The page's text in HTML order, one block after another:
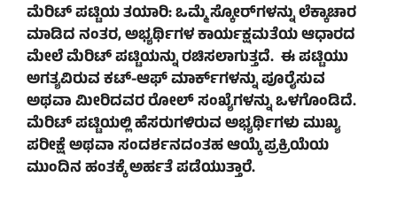
ಮೆರಿಟ್ ಪಟ್ಟಿಯ ತಯಾರಿ: ಒಮ್ಮೆ ಸ್ಕೋರ್‌ಗಳನ್ನು ಲೆಕ್ಕಾಚಾರ
ಮಾಡಿದ ನಂತರ, ಅಭ್ಯರ್ಥಿಗಳ ಕಾರ್ಯಕ್ಷಮತೆಯ ಆಧಾರದ
ಮೇಲೆ ಮೆರಿಟ್ ಪಟ್ಟಿಯನ್ನು ರಚಿಸಲಾಗುತ್ತದೆ. ಈ ಪಟ್ಟಿಯು
ಅಗತ್ಯವಿರುವ ಕಟ್-ಆಫ್ ಮಾರ್ಕ್‌ಗಳನ್ನು ಪೂರೈಸುವ
ಅಥವಾ ಮೀರಿದವರ ರೋಲ್ ಸಂಖ್ಯೆಗಳನ್ನು ಒಳಗೊಂಡಿದೆ.
ಮೆರಿಟ್ ಪಟ್ಟಿಯಲ್ಲಿ ಹೆಸರುಗಳಿರುವ ಅಭ್ಯರ್ಥಿಗಳು ಮುಖ್ಯ
ಪರೀಕ್ಷೆ ಅಥವಾ ಸಂದರ್ಶನದಂತಹ ಆಯ್ಕೆ ಪ್ರಕ್ರಿಯೆಯ
ಮುಂದಿನ ಹಂತಕ್ಕೆ ಅರ್ಹತೆ ಪಡೆಯುತ್ತಾರೆ.